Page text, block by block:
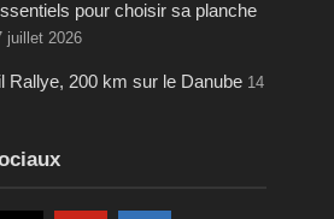
pour choisir sa planche
juillet 2026
Rallye, 200 km sur le Danube 14